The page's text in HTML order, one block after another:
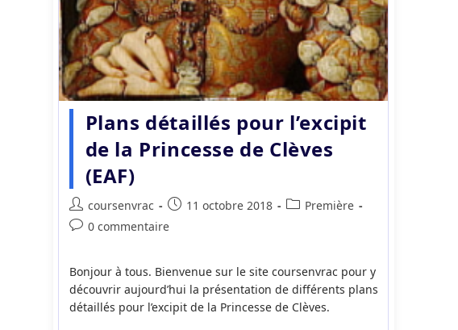
Plans détaillés pour l’excipit
de la Princesse de Clèves
(EAF)
Auteur/autrice
de
coursenvrac
Publication
publiée :
11 octobre 2018
PostPremière
Commentaires
publication :
0 commentaire
Bonjour à tous. Bienvenue sur le site coursenvrac pour y
découvrir aujourd’hui la présentation de différents plans
détaillés pour l’excipit de la Princesse de Clèves.